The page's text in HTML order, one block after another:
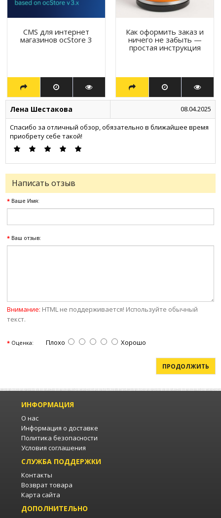
CMS для интернет
магазинов ocStore 3
Как оформить заказ и
ничего не забыть —
простая инструкция
Лена Шестакова 08.04.2025
Спасибо за отличный обзор, обязательно в ближайшее время
приобрету себе такой!
Написать отзыв
Ваше Имя:
Ваш отзыв:
Внимание: HTML не поддерживается! Используйте обычный
текст.
Оценка: Плохо Хорошо
ПРОДОЛЖИТЬ
ИНФОРМАЦИЯ
О нас
Информация о доставке
Политика безопасности
Условия соглашения
СЛУЖБА ПОДДЕРЖКИ
Контакты
Возврат товара
Карта сайта
ДОПОЛНИТЕЛЬНО